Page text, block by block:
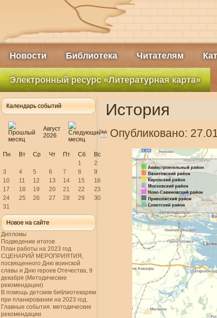
Новости Библиотека Читателям
Электронный ресурс «Литературная карта»
Календарь событий
Август
2026
Пн Вт Ср Чт Пт Сб
Вс
1
2
3
4 5 6 7 8
9
10
11 12 13 14 15
16
17
18 19 20 21 22
23
24
25 26 27 28 29
30
31
Новое на сайте
Дипломы
Подведение итогов
План работы на 2023 год
СЦЕНАРИЙ МЕРОПРИЯТИЯ,
посвященного Дню воинской
славы и Дню героев Отечества, 9
декабря (Методические
рекомендации)
В помощь детским библиотекарям
при планировании на 2023 год.
Главные события. методические
рекомендации
История
Опубликовано: